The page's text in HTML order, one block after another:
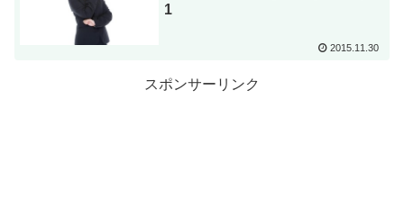
1
2015.11.30
スポンサーリンク